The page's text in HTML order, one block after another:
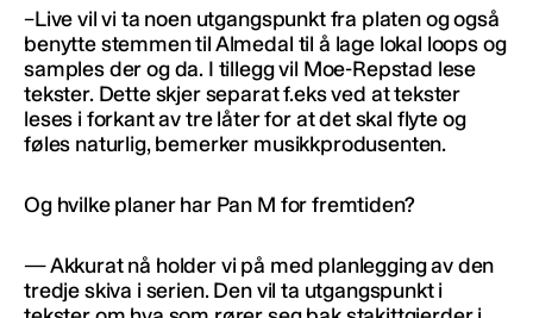
–Live vil vi ta noen utgangspunkt fra platen og også
benytte stemmen til Almedal til å lage lokal loops og
samples der og da. I tillegg vil Moe-Repstad lese
tekster. Dette skjer separat f.eks ved at tekster
leses i forkant av tre låter for at det skal flyte og
føles naturlig, bemerker musikkprodusenten.
Og hvilke planer har Pan M for fremtiden?
— Akkurat nå holder vi på med planlegging av den
tredje skiva i serien. Den vil ta utgangspunkt i